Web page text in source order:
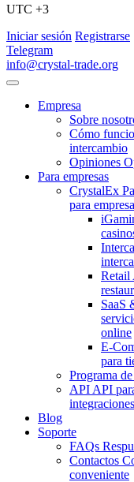
UTC +3
Iniciar sesión Registrarse
Telegram
info@crystal-trade.org
Empresa
Sobre
Cómo
intercambio
Opiniones
Para empresas
CrystalEx
para
Retail
SaaS
online
E-
para
Programa
API API
integraciones
Blog
Soporte
FAQs
Contactos
conveniente